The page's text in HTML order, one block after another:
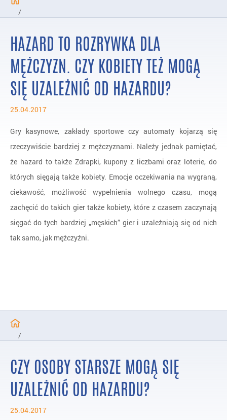
/
/
Badania nad hazardem
/
Pytania i Odpowiedzi
HAZARD TO ROZRYWKA DLA
MĘŻCZYZN. CZY KOBIETY TEŻ MOGĄ
SIĘ UZALEŻNIĆ OD HAZARDU?
25.04.2017
Gry kasynowe, zakłady sportowe czy automaty kojarzą się
rzeczywiście bardziej z mężczyznami. Należy jednak pamiętać,
że hazard to także Zdrapki, kupony z liczbami oraz loterie, do
których sięgają także kobiety. Emocje oczekiwania na wygraną,
ciekawość, możliwość wypełnienia wolnego czasu, mogą
zachęcić do takich gier także kobiety, które z czasem zaczynają
sięgać do tych bardziej „męskich” gier i uzależniają się od nich
tak samo, jak mężczyźni.
/
/
Badania nad hazardem
/
Pytania i Odpowiedzi
CZY OSOBY STARSZE MOGĄ SIĘ
UZALEŻNIĆ OD HAZARDU?
25.04.2017